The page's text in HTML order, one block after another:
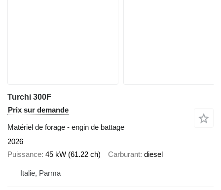
Turchi 300F
Prix sur demande
Matériel de forage - engin de battage
2026
Puissance 45 kW (61.22 ch) Carburant diesel
Italie, Parma